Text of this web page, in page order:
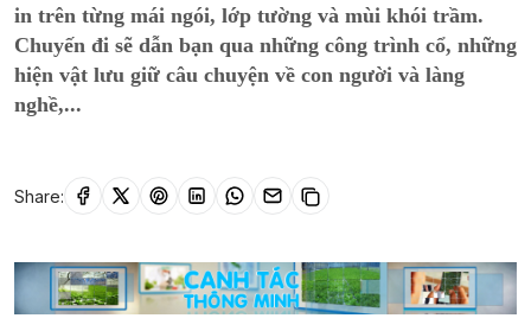
in trên từng mái ngói, lớp tường và mùi khói trầm.
Chuyến đi sẽ dẫn bạn qua những công trình cổ, những
hiện vật lưu giữ câu chuyện về con người và làng
nghề,...
Share: